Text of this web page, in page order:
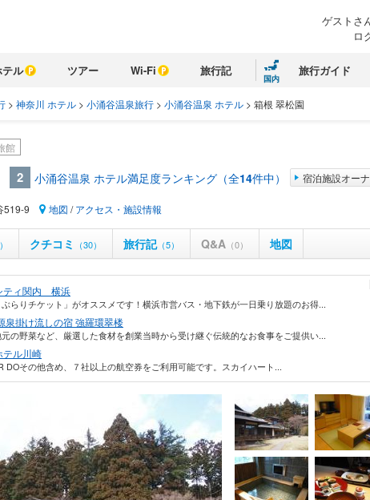
ゲストさ
ロ
テル ツアー Wi-Fi 旅行記
国内
旅行ガイド
> 神奈川 ホテル > 小涌谷温泉旅行 > 小涌谷温泉 ホテル > 箱根 翠松園
館
2 小涌谷温泉 ホテル満足度ランキング（全14件中） 宿泊施設オー
519-9 地図 /アクセス・施設情報
クチコミ （30） 旅行記（5） Q&A （0） 地図
ティ関内 横浜
らりチケット」がオススメです！横浜市営バス・地下鉄が一日乗り放題のお得...
泉掛け流しの宿 強羅環翠楼
の野菜など、厳選した食材を創業当時から受け継ぐ伝統的なお食事をご提供い...
テル川崎
DOその他含め、７社以上の航空券をご利用可能です。スカイハート...